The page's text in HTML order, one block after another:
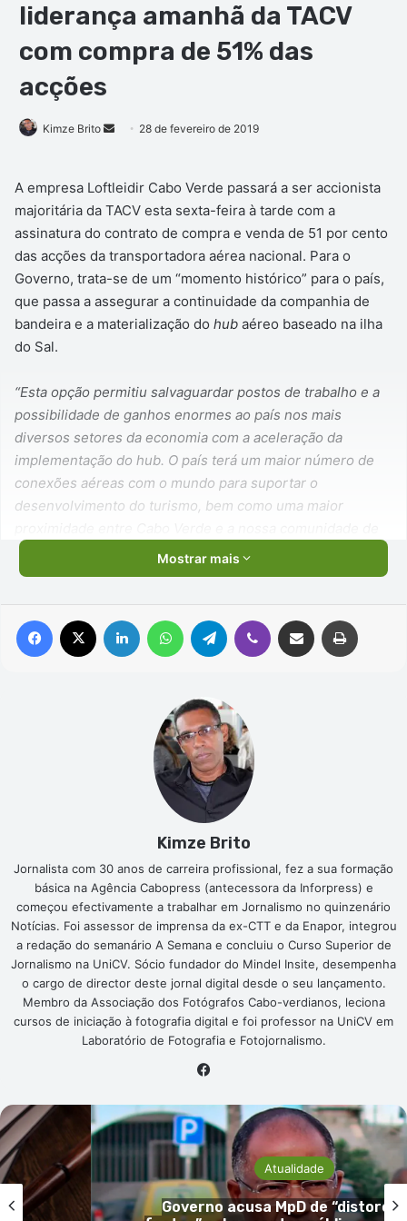
liderança amanhã da TACV
com compra de 51% das
acções
Kimze Brito
Mande
mail
28 de fevereiro de 2019
A empresa Loftleidir Cabo Verde passará a ser accionista
majoritária da TACV esta sexta-feira à tarde com a
assinatura do contrato de compra e venda de 51 por cento
das acções da transportadora aérea nacional. Para o
Governo, trata-se de um “momento histórico” para o país,
que passa a assegurar a continuidade da companhia de
bandeira e a materialização do hub aéreo baseado na ilha
do Sal.
“Esta opção permitiu salvaguardar postos de trabalho e a
possibilidade de ganhos enormes ao país nos mais
diversos setores da economia com a aceleração da
implementação do hub. O país terá um maior número de
conexões aéreas com o mundo para suportar o
desenvolvimento do turismo, bem como uma maior
emigrantes”,
salienta o Governo em nota de imprensa,
realçando ainda que a aceleração do hub poderá
empresas de gestão aeroportuária, de abastecimento de
fuel e de serviço de handling no internacional Amilcar
Publicidade
Relembra o Palácio da Várzea que a privatização da TACV
foi assumida desde sempre como uma das prioridades de
Ulisses Correia e Silva pelo “risco orçamental e fiscal
eminente” que a empresa representava e porque a
reestruturação seria a “melhor via” para se precaver
custos económicos que uma liquidação total acarretaria.
Mediante esse quadro, o Governo, conforme a
mencionada nota, decidiu avançar com um “ambicioso
programa” de reestruturação da empresa em Maio de
2017. Em Agosto do mesmo ano, deu-se então início a uma
parceria entre o Estado de Cabo Verde e o Grupo
Icelandair, que tem“experiência internacional reconhecida
e com know-how em matéria de aviação comercial”.Outra
grande vantagem da parceria estabelecida com o Grupo
Icelandair, na perspectiva do Governo, passa pelo facto de
a companhia ter montado o Hub Aéreo da Islândia, tendo
passageiros e cargas entre o norte da Europa e os
Estados Unidos da América.
Aprovado o caderno de encargos do processo da TACV, e
regulados os termos e as condições da venda directa a um
Mostrar mais
Facebook Linkedin WhatsAppTelegram Viber Compartilhar via e-mail
Kimze Brito
Jornalista com 30 anos de carreira profissional, fez a sua formação
básica na Agência Cabopress (antecessora da Inforpress) e
começou efectivamente a trabalhar em Jornalismo no quinzenário
Notícias. Foi assessor de imprensa da ex-CTT e da Enapor, integrou
a redação do semanário A Semana e concluiu o Curso Superior de
Jornalismo na UniCV. Sócio fundador do Mindel Insite, desempenha
o cargo de director deste jornal digital desde o seu lançamento.
Membro da Associação dos Fotógrafos Cabo-verdianos, leciona
cursos de iniciação à fotografia digital e foi professor na UniCV em
Laboratório de Fotografia e Fotojornalismo.
Atualidade
Amadeu Oliveira pede CPI à